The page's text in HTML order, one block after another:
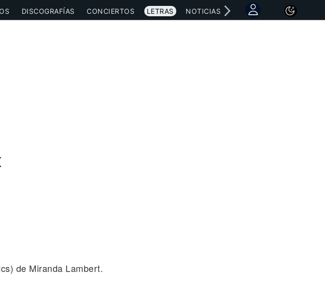
DISCOGRAFÍAS CONCIERTOS LETRAS NOTICIAS
de Miranda Lambert.